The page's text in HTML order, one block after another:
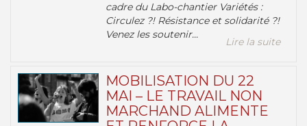
cadre du Labo-chantier Variétés :
Circulez ?! Résistance et solidarité ?!
Venez les soutenir...
Lire la suite
MOBILISATION DU 22
MAI – LE TRAVAIL NON
MARCHAND ALIMENTE